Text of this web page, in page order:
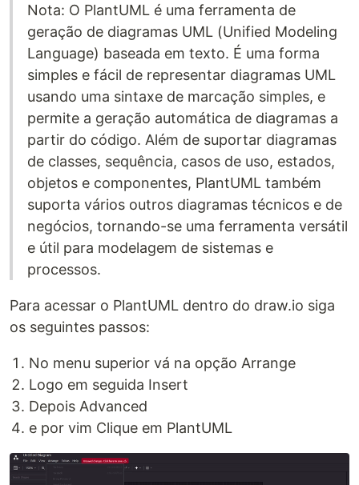
Nota: O PlantUML é uma ferramenta de
geração de diagramas UML (Unified Modeling
Language) baseada em texto. É uma forma
simples e fácil de representar diagramas UML
usando uma sintaxe de marcação simples, e
permite a geração automática de diagramas a
partir do código. Além de suportar diagramas
de classes, sequência, casos de uso, estados,
objetos e componentes, PlantUML também
suporta vários outros diagramas técnicos e de
negócios, tornando-se uma ferramenta versátil
e útil para modelagem de sistemas e
processos.
Para acessar o PlantUML dentro do draw.io siga
os seguintes passos:
No menu superior vá na opção Arrange
Logo em seguida Insert
Depois Advanced
e por vim Clique em PlantUML